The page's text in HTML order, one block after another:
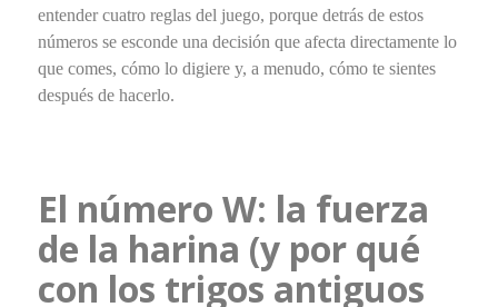
entender cuatro reglas del juego, porque detrás de estos
números se esconde una decisión que afecta directamente lo
que comes, cómo lo digiere y, a menudo, cómo te sientes
después de hacerlo.
El número W: la fuerza
de la harina (y por qué
con los trigos antiguos